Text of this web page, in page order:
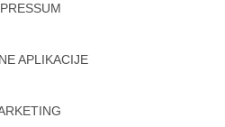
APLIKACIJE